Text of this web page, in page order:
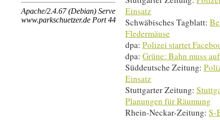
Einsatz
Schwäbisches Tagblatt:
Fledermäuse
dpa: Polizei startet
dpa: Grüne: Bahn muss
Süddeutsche Zeitung:
Einsatz
Stuttgarter Zeitung:
Planungen für Räumung
Rhein-Neckar-Zeitung: S-